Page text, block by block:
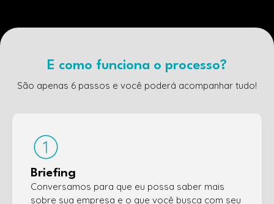
E como funciona o processo?
São apenas 6 passos e você poderá acompanhar tudo!
Briefing
Conversamos para que eu possa saber mais
sobre sua empresa e o que você busca com seu